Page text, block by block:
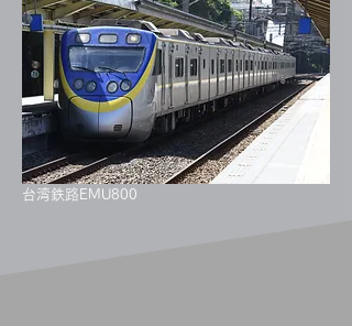
台湾鉄路EMU800